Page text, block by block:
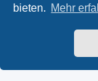
bieten. Mehr